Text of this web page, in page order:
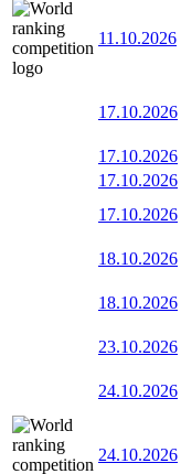
11.10.2026
17.10.2026
17.10.2026
17.10.2026
17.10.2026
18.10.2026
18.10.2026
23.10.2026
24.10.2026
24.10.2026